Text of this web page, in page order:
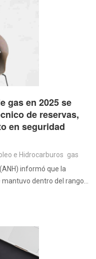
gas en 2025 se
de reservas,
en seguridad
e Hidrocarburos gas
informó que la
mantuvo dentro del rango…